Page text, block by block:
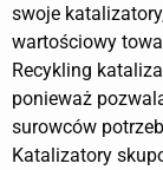
swoje
wartościowy
Recykling
ponieważ
surowców
Katalizatory